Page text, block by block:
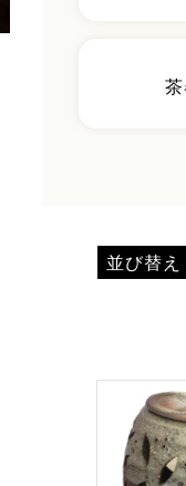
茶
並び替え